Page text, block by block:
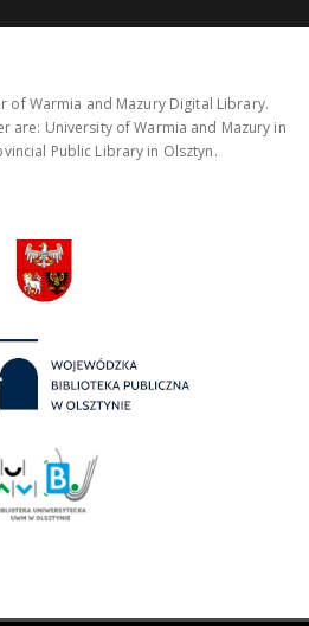
of Warmia and Mazury Digital Library.
are: University of Warmia and Mazury in
Public Library in Olsztyn.